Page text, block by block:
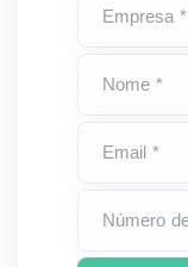
Empresa *
Nome *
Email *
Número